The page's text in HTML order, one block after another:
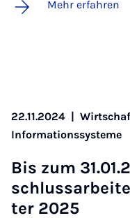
Mehr erfahren
22.11.2024 |
Informationssysteme
Bis zum
ter 2025